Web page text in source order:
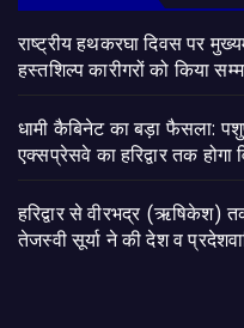
राष्ट्रीय हथकरघा दिवस पर
हस्तशिल्प कारीगरों को किया
​धामी कैबिनेट का बड़ा फैसला:
एक्सप्रेसवे का हरिद्वार तक होगा
​हरिद्वार से वीरभद्र (ऋषिकेश)
तेजस्वी सूर्या ने की देश व